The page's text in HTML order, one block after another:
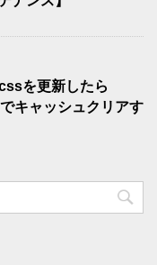
を更新したら
キャッシュクリアす